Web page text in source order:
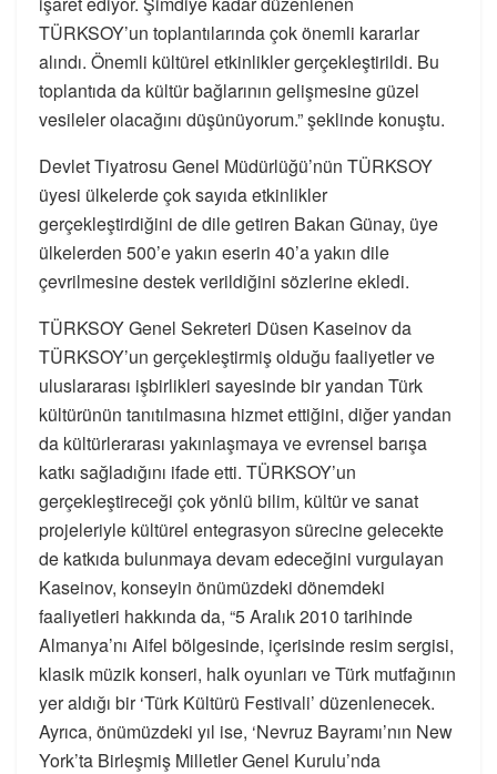
TÜRKSOY’un toplantılarında çok önemli kararlar
alındı. Önemli kültürel etkinlikler gerçekleştirildi. Bu
toplantıda da kültür bağlarının gelişmesine güzel
vesileler olacağını düşünüyorum.” şeklinde konuştu.
Devlet Tiyatrosu Genel Müdürlüğü’nün TÜRKSOY
üyesi ülkelerde çok sayıda etkinlikler
gerçekleştirdiğini de dile getiren Bakan Günay, üye
ülkelerden 500’e yakın eserin 40’a yakın dile
çevrilmesine destek verildiğini sözlerine ekledi.
TÜRKSOY Genel Sekreteri Düsen Kaseinov da
TÜRKSOY’un gerçekleştirmiş olduğu faaliyetler ve
uluslararası işbirlikleri sayesinde bir yandan Türk
kültürünün tanıtılmasına hizmet ettiğini, diğer yandan
da kültürlerarası yakınlaşmaya ve evrensel barışa
katkı sağladığını ifade etti. TÜRKSOY’un
gerçekleştireceği çok yönlü bilim, kültür ve sanat
projeleriyle kültürel entegrasyon sürecine gelecekte
de katkıda bulunmaya devam edeceğini vurgulayan
Kaseinov, konseyin önümüzdeki dönemdeki
faaliyetleri hakkında da, “5 Aralık 2010 tarihinde
Almanya’nı Aifel bölgesinde, içerisinde resim sergisi,
klasik müzik konseri, halk oyunları ve Türk mutfağının
yer aldığı bir ‘Türk Kültürü Festivali’ düzenlenecek.
Ayrıca, önümüzdeki yıl ise, ‘Nevruz Bayramı’nın New
York’ta Birleşmiş Milletler Genel Kurulu’nda